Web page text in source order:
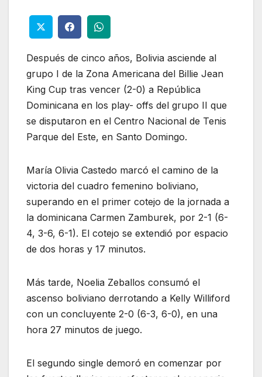
Después de cinco años, Bolivia asciende al
grupo I de la Zona Americana del Billie Jean
King Cup tras vencer (2-0) a República
Dominicana en los play- offs del grupo II que
se disputaron en el Centro Nacional de Tenis
Parque del Este, en Santo Domingo.
María Olivia Castedo marcó el camino de la
victoria del cuadro femenino boliviano,
superando en el primer cotejo de la jornada a
la dominicana Carmen Zamburek, por 2-1 (6-
4, 3-6, 6-1). El cotejo se extendió por espacio
de dos horas y 17 minutos.
Más tarde, Noelia Zeballos consumó el
ascenso boliviano derrotando a Kelly Williford
con un concluyente 2-0 (6-3, 6-0), en una
hora 27 minutos de juego.
El segundo single demoró en comenzar por